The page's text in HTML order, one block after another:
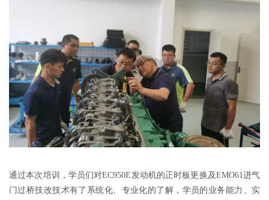
通过本次培训，学员们对EC950E发动机的正时板更换及EMO61进气
门过桥技改技术有了系统化、专业化的了解，学员的业务能力、实